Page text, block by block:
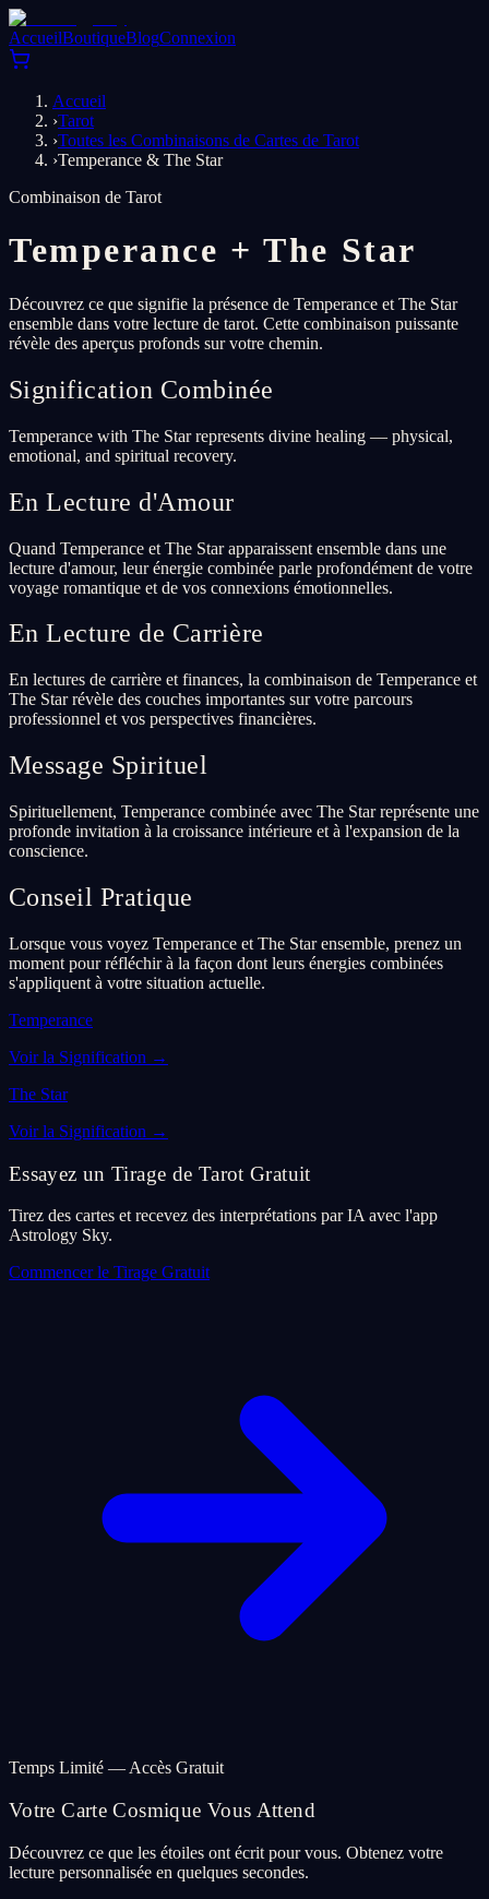
AccueilBoutiqueBlogConnexion
Accueil
›Tarot
›Toutes les Combinaisons de Cartes de Tarot
›Temperance & The Star
Combinaison de Tarot
Temperance +The Star
Découvrez ce que signifie la présence de Temperance et The Star
ensemble dans votre lecture de tarot. Cette combinaison puissante
révèle des aperçus profonds sur votre chemin.
Signification Combinée
Temperance with The Star represents divine healing — physical,
emotional, and spiritual recovery.
En Lecture d'Amour
Quand Temperance et The Star apparaissent ensemble dans une
lecture d'amour, leur énergie combinée parle profondément de votre
voyage romantique et de vos connexions émotionnelles.
En Lecture de Carrière
En lectures de carrière et finances, la combinaison de Temperance et
The Star révèle des couches importantes sur votre parcours
professionnel et vos perspectives financières.
Message Spirituel
Spirituellement, Temperance combinée avec The Star représente une
profonde invitation à la croissance intérieure et à l'expansion de la
conscience.
Conseil Pratique
Lorsque vous voyez Temperance et The Star ensemble, prenez un
moment pour réfléchir à la façon dont leurs énergies combinées
s'appliquent à votre situation actuelle.
Temperance
Voir la Signification →
The Star
Voir la Signification →
Essayez un Tirage de Tarot Gratuit
Tirez des cartes et recevez des interprétations par IA avec l'app
Astrology Sky.
Commencer le Tirage Gratuit
Temps Limité — Accès Gratuit
Votre Carte Cosmique Vous Attend
Découvrez ce que les étoiles ont écrit pour vous. Obtenez votre
lecture personnalisée en quelques secondes.